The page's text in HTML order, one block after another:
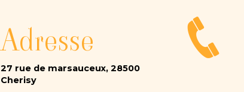
Adresse
27 rue de marsauceux, 28500
Cherisy